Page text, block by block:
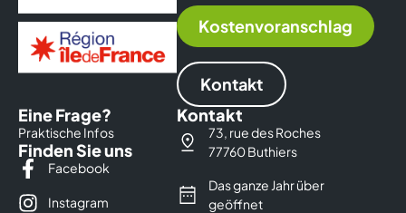
Eine Frage?
Praktische Infos
Finden Sie uns
Facebook
Instagram
Kontakt
73, rue des Roches
77760 Buthiers
Das ganze Jahr über
geöffnet
Kostenvoranschlag
Kontakt